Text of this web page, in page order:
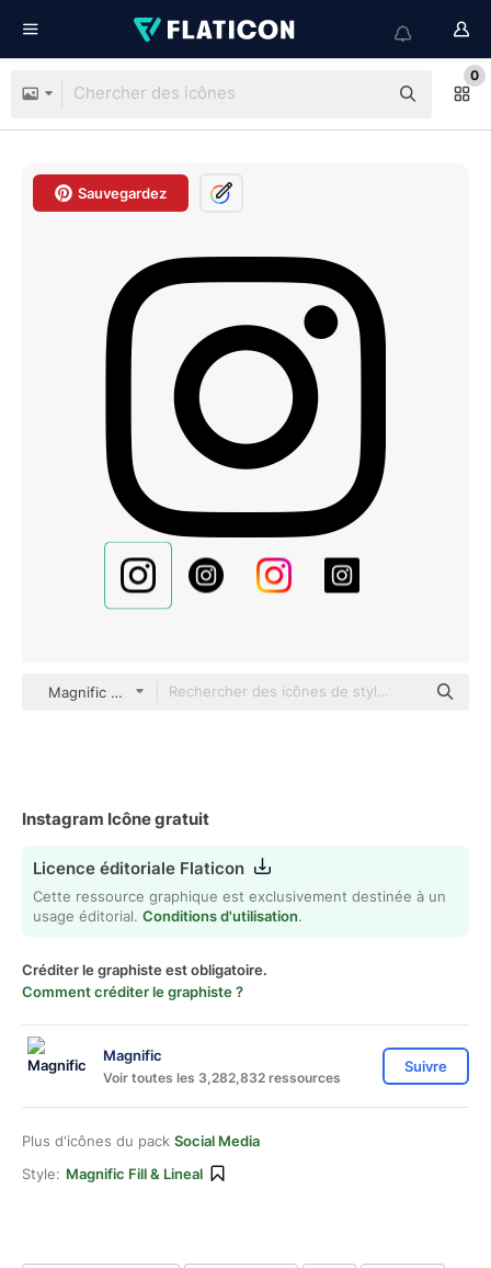
0
Sauvegardez
Magnific Fill & Lineal
Instagram Icône gratuit
Licence éditoriale Flaticon
Cette ressource graphique est exclusivement destinée à un
usage éditorial. Conditions d'utilisation.
Créditer le graphiste est obligatoire.
Comment créditer le graphiste ?
Magnific
Voir toutes les 3,282,832 ressources
Suivre
Plus d'icônes du pack Social Media
Style: Magnific Fill & Lineal